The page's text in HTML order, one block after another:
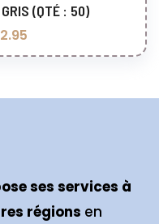
(QTÉ : 50)
ses services à
régions en